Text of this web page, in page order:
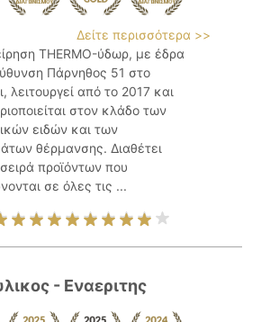
Δείτε περισσότερα >>
THERMO-ύδωρ, με έδρα
Πάρνηθος 51 στο
λειτουργεί από το 2017 και
στον κλάδο των
ειδών και των
θέρμανσης. Διαθέτει
προϊόντων που
σε όλες τις ...
- Εναεριτης